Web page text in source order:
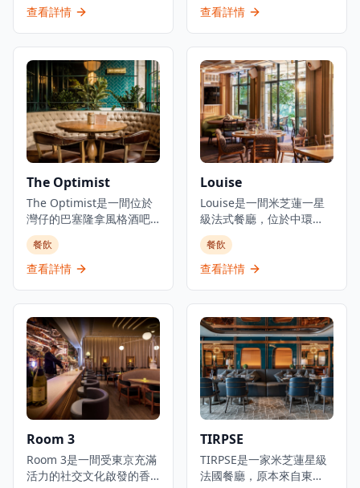
日式餐飲概念。環境優美
以優質食材呈獻高級日式
料理，提供卓越的無菜單
料理體驗。主要菜單包括
三和敘御膳系列，如香煎
法國鴨肝伴美國安格斯牛
柳御膳（HK$268起）、燒
西京味噌銀鱈魚御膳
理。結合高級料理與聚會
元素，三和敘致力於為客
人提供頂級的日式用餐體
驗。
查看詳情
呎，由資深廚藝團隊領
配佳餚的會席料理，同時
提供廚師發辦壽司料理及
各式地道和食選擇。餐廳
專注於無菜單料理及會席
晚餐體驗，體現日本飲食
文化中「時令食材」的精
神。季節性輪換的無菜單
帶領食客展開多道菜式的
美食之旅。餐廳位於H
Queen's，提供精緻用餐
體驗，採預約制服務。
查看詳情
The Optimist
The Optimist是一間位於
灣仔的巴塞隆拿風格酒吧
及西班牙烤肉餐廳，佔地
三層，提供正宗慷慨的西
班牙北部用餐體驗。餐廳
食，採用免服務費經營模
式。憑藉其西班牙北部料
理和雞尾酒，The
Optimist為客人提供正宗
的西班牙美食傳統，主打
適合分享和在充滿活力的
社交氛圍中享用的菜式。
餐飲
查看詳情
Louise
Louise是一間米芝蓮一星
級法式餐廳，位於中環
PMQ（前已婚警察宿舍）
的兩層歷史建築內，是香
港的創意中心。這是JIA
Royer（前亞洲50最佳餐廳
第一名Odette主廚）的合
作項目，提供溫馨的法式
料理和真誠的款待服務。
餐廳由主廚Loïc Portalier
掌舵，展現精緻的法式料
理，採用最優質的時令食
Louise位於香港PMQ的花
園內，在優雅的歷史建築
中提供高品質的料理。
餐飲
查看詳情
Room 3
Room 3是一間受東京充滿
活力的社交文化啟發的香
TIRPSE
TIRPSE是一家米芝蓮星級
法國餐廳，原本來自東